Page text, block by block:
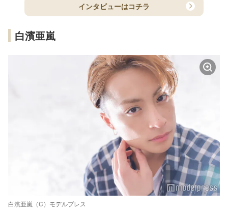
インタビューはコチラ
白濱亜嵐
白濱亜嵐（C）モデルプレス